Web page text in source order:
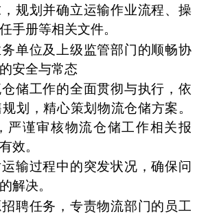
规划并确立运输作业流程、操
手册等相关文件。
单位及上级监管部门的顺畅协
安全与常态
储工作的全面贯彻与执行，依
划，精心策划物流仓储方案。
严谨审核物流仓储工作相关报
效。
输过程中的突发状况，确保问
解决。
聘任务，专责物流部门的员工